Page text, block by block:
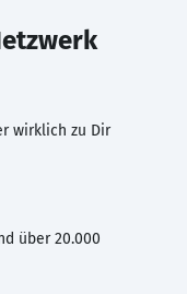
wirklich zu Dir
über 20.000